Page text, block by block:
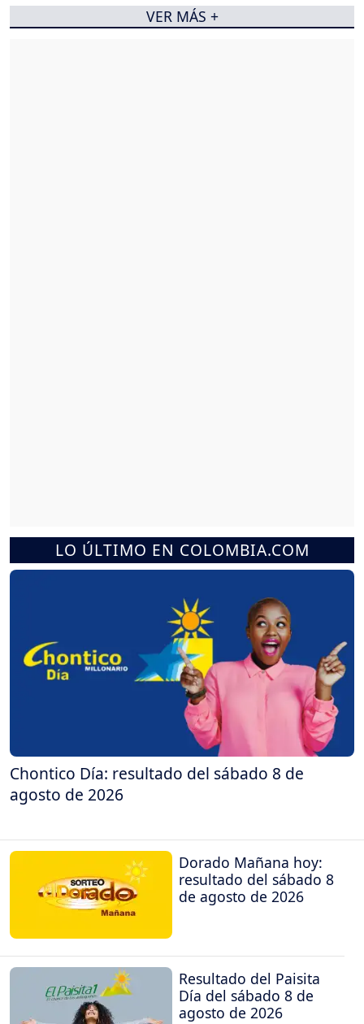
LO ÚLTIMO EN COLOMBIA.COM
Chontico Día: resultado del sábado 8 de
agosto de 2026
Dorado Mañana hoy:
resultado del sábado 8
de agosto de 2026
Resultado del Paisita
Día del sábado 8 de
agosto de 2026
VER MÁS +